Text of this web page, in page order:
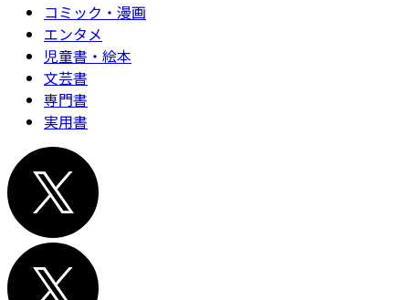
コミック・漫画
エンタメ
児童書・絵本
文芸書
専門書
実用書